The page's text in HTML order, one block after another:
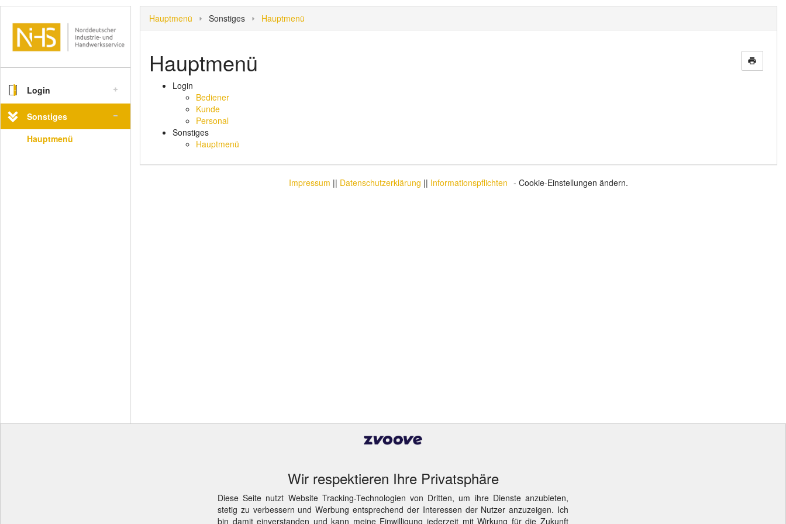
Login
Bediener
Kunde
Sonstiges
Hauptmenü
Hauptmenü Sonstiges Hauptmenü
Hauptmenü print
Login
Bediener
Kunde
Personal
Sonstiges
Hauptmenü
Impressum || Datenschutzerklärung || Informationspflichten - Cookie-Einstellungen ändern.
Wir respektieren Ihre Privatsphäre
Diese Seite nutzt Website Tracking-Technologien von Dritten, um ihre Dienste anzubieten,
stetig zu verbessern und Werbung entsprechend der Interessen der Nutzer anzuzeigen. Ich
bin damit einverstanden und kann meine Einwilligung jederzeit mit Wirkung für die Zukunft